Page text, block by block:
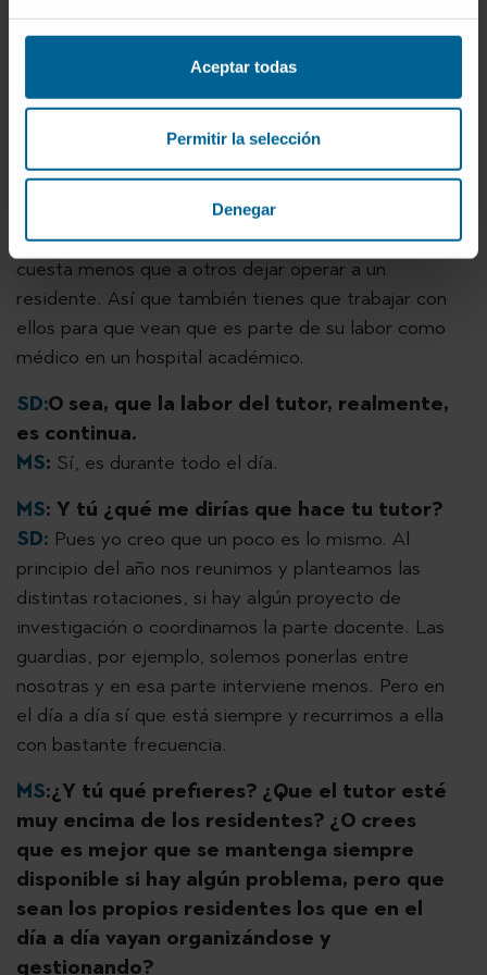
Aceptar todas
Permitir la selección
Denegar
consulta es más fácil que los residentes vayan
aprendiendo, porque el paciente no ve raro que le
haga preguntas o le explore. Pero tenemos la parte
sea un residente el que le vaya a operar. Ese
aprendizaje, donde también el margen de error es
menor, es algo que como tutor tienes que trabajar.
Y pasa lo mismo con los adjuntos. A algunos les
cuesta menos que a otros dejar operar a un
residente. Así que también tienes que trabajar con
ellos para que vean que es parte de su labor como
médico en un hospital académico.
SD:O sea, que la labor del tutor, realmente,
es continua.
MS: Sí, es durante todo el día.
MS: Y tú ¿qué me dirías que hace tu tutor?
SD: Pues yo creo que un poco es lo mismo. Al
principio del año nos reunimos y planteamos las
distintas rotaciones, si hay algún proyecto de
investigación o coordinamos la parte docente. Las
guardias, por ejemplo, solemos ponerlas entre
nosotras y en esa parte interviene menos. Pero en
el día a día sí que está siempre y recurrimos a ella
con bastante frecuencia.
MS:¿Y tú qué prefieres? ¿Que el tutor esté
muy encima de los residentes? ¿O crees
que es mejor que se mantenga siempre
disponible si hay algún problema, pero que
sean los propios residentes los que en el
día a día vayan organizándose y
gestionando?